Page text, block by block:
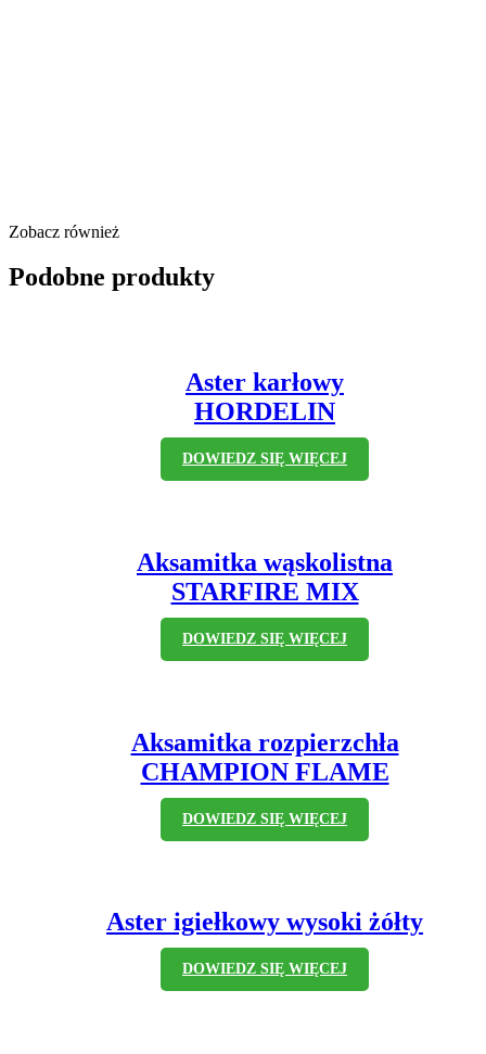
Zobacz również
Podobne produkty
Aster karłowy
HORDELIN
DOWIEDZ SIĘ WIĘCEJ
Aksamitka wąskolistna
STARFIRE MIX
DOWIEDZ SIĘ WIĘCEJ
Aksamitka rozpierzchła
CHAMPION FLAME
DOWIEDZ SIĘ WIĘCEJ
Aster igiełkowy wysoki żółty
DOWIEDZ SIĘ WIĘCEJ